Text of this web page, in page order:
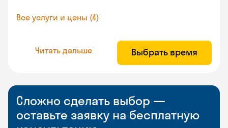
Все услуги и цены (4)
Читать дальше Выбрать время
Сложно сделать выбор —
оставьте заявку на бесплатную